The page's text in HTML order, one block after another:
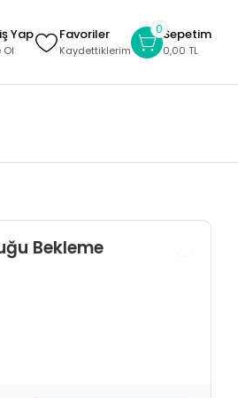
Yap
Ol
Favoriler
Kaydettiklerim
0Sepetim
0,00 TL
Bekleme